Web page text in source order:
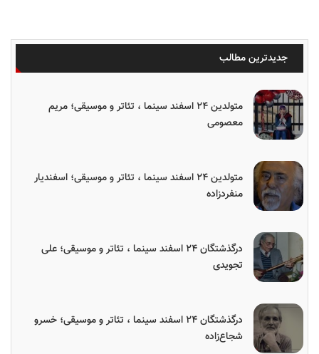
جدیدترین مطالب
متولدین ۲۴ اسفند سینما ، تئاتر و موسیقی؛ مریم
معصومی
متولدین ۲۴ اسفند سینما ، تئاتر و موسیقی؛ اسفندیار
منفردزاده
درگذشتگان ۲۴ اسفند سینما ، تئاتر و موسیقی؛ علی
تجویدی
درگذشتگان ۲۴ اسفند سینما ، تئاتر و موسیقی؛ خسرو
شجاع‌زاده